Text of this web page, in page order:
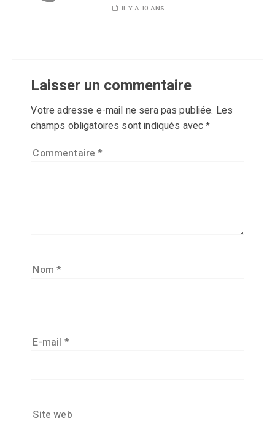
IL Y A 10 ANS
Laisser un commentaire
Votre adresse e-mail ne sera pas publiée. Les
champs obligatoires sont indiqués avec*
Commentaire*
Nom*
E-mail *
Site web